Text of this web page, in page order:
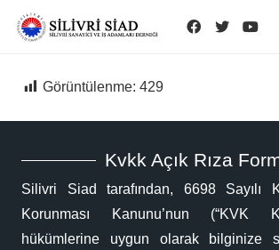
Görüntülenme: 429
Kvkk Açık Rıza
Silivri Siad tarafından, 6698 Sayılı
Korunması Kanunu’nun (“KVK
hükümlerine uygun olarak bilginize